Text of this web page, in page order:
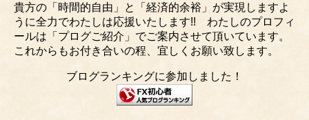
貴方の「時間的自由」と「経済的余裕」が実現しますよ
うに全力でわたしは応援いたします!! わたしのプロフィ
ールは「プログご紹介」でご案内させて頂いています。
これからもお付き合いの程、宜しくお願い致します。
ブログランキングに参加しました！